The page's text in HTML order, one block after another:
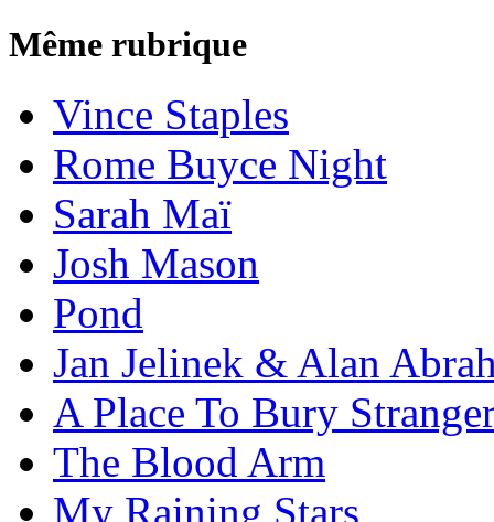
Même rubrique
Vince Staples
Rome Buyce Night
Sarah Maï
Josh Mason
Pond
Jan Jelinek & Alan
A Place To Bury
The Blood Arm
My Raining Stars